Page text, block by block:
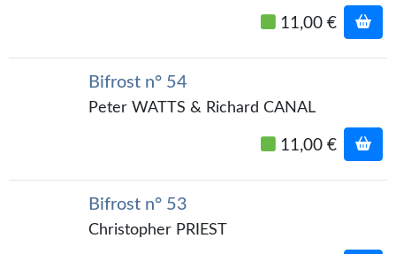
Soumettre un manuscrit
Support technique
11,00 €
Bifrost n° 54
Peter WATTS & Richard CANAL
11,00 €
Bifrost n° 53
Christopher PRIEST